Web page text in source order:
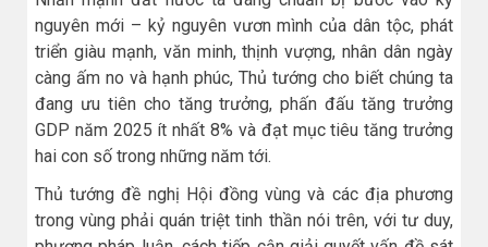
nguyên mới – kỷ nguyên vươn mình của dân tộc, phát
triển giàu mạnh, văn minh, thịnh vượng, nhân dân ngày
càng ấm no và hạnh phúc, Thủ tướng cho biết chúng ta
đang ưu tiên cho tăng trưởng, phấn đấu tăng trưởng
GDP năm 2025 ít nhất 8% và đạt mục tiêu tăng trưởng
hai con số trong những năm tới.
Thủ tướng đề nghị Hội đồng vùng và các địa phương
trong vùng phải quán triệt tinh thần nói trên, với tư duy,